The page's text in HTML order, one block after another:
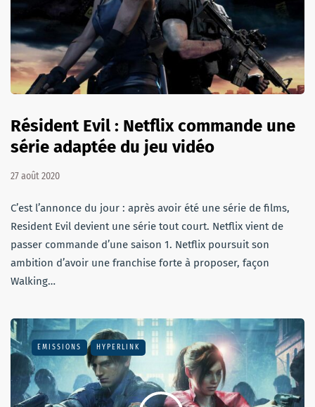
Résident Evil : Netflix commande une
série adaptée du jeu vidéo
27 août 2020
C’est l’annonce du jour : après avoir été une série de films,
Resident Evil devient une série tout court. Netflix vient de
passer commande d’une saison 1. Netflix poursuit son
ambition d’avoir une franchise forte à proposer, façon
Walking…
EMISSIONS HYPERLINK